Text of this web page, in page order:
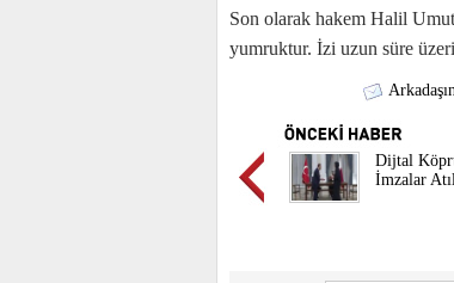
Son olarak hakem Halil
yumruktur. İzi uzun süre
Dijtal
İmzalar